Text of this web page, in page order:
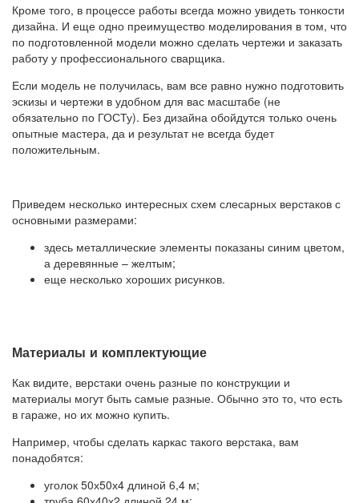
Кроме того, в процессе работы всегда можно увидеть тонкости
дизайна. И еще одно преимущество моделирования в том, что
по подготовленной модели можно сделать чертежи и заказать
работу у профессионального сварщика.
Если модель не получилась, вам все равно нужно подготовить
эскизы и чертежи в удобном для вас масштабе (не
обязательно по ГОСТу). Без дизайна обойдутся только очень
опытные мастера, да и результат не всегда будет
положительным.
Приведем несколько интересных схем слесарных верстаков с
основными размерами:
здесь металлические элементы показаны синим цветом,
а деревянные – желтым;
еще несколько хороших рисунков.
Материалы и комплектующие
Как видите, верстаки очень разные по конструкции и
материалы могут быть самые разные. Обычно это то, что есть
в гараже, но их можно купить.
Например, чтобы сделать каркас такого верстака, вам
понадобятся:
уголок 50х50х4 длиной 6,4 м;